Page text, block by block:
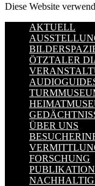
Diese Website
AKTUELL
ÖTZTALER
ÜBER UNS
FORSCHUNG